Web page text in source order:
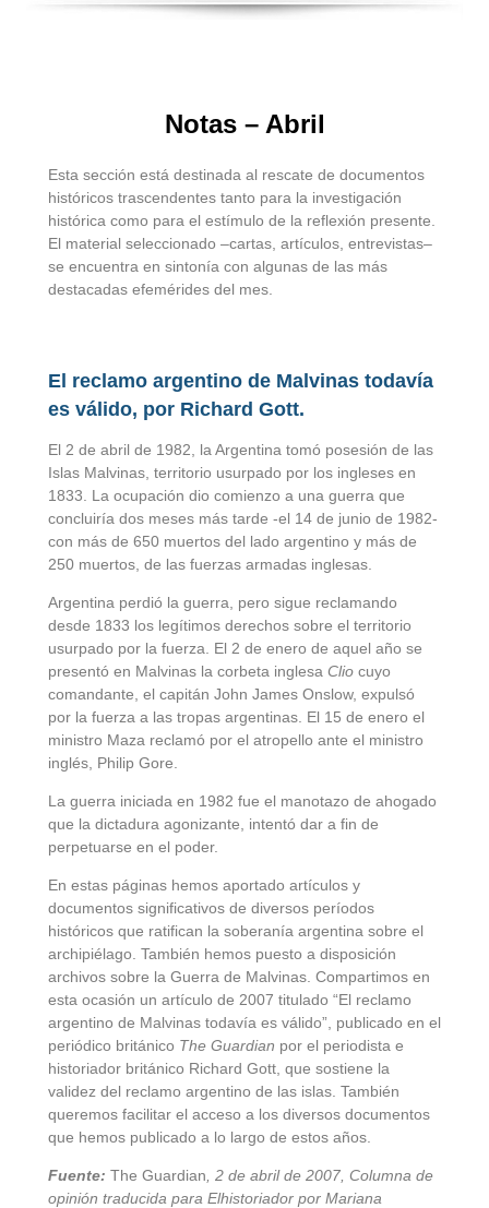
Notas – Abril
Esta sección está destinada al rescate de documentos
históricos trascendentes tanto para la investigación
histórica como para el estímulo de la reflexión presente.
El material seleccionado –cartas, artículos, entrevistas–
se encuentra en sintonía con algunas de las más
destacadas efemérides del mes.
El reclamo argentino de Malvinas todavía
es válido, por Richard Gott.
El 2 de abril de 1982, la Argentina tomó posesión de las
Islas Malvinas, territorio usurpado por los ingleses en
1833. La ocupación dio comienzo a una guerra que
concluiría dos meses más tarde -el 14 de junio de 1982-
con más de 650 muertos del lado argentino y más de
250 muertos, de las fuerzas armadas inglesas.
Argentina perdió la guerra, pero sigue reclamando
desde 1833 los legítimos derechos sobre el territorio
usurpado por la fuerza. El 2 de enero de aquel año se
presentó en Malvinas la corbeta inglesa Clio cuyo
comandante, el capitán John James Onslow, expulsó
por la fuerza a las tropas argentinas. El 15 de enero el
ministro Maza reclamó por el atropello ante el ministro
inglés, Philip Gore.
La guerra iniciada en 1982 fue el manotazo de ahogado
que la dictadura agonizante, intentó dar a fin de
perpetuarse en el poder.
En estas páginas hemos aportado artículos y
documentos significativos de diversos períodos
históricos que ratifican la soberanía argentina sobre el
archipiélago. También hemos puesto a disposición
archivos sobre la Guerra de Malvinas. Compartimos en
esta ocasión un artículo de 2007 titulado “El reclamo
argentino de Malvinas todavía es válido”,
publicado en el
periódico británico The Guardian por el periodista e
historiador británico Richard Gott, que sostiene la
validez del reclamo argentino de las islas. También
queremos facilitar el acceso a los diversos documentos
que hemos publicado a lo largo de estos años.
Fuente: The Guardian , 2 de abril de 2007, Columna de
opinión traducida para Elhistoriador por Mariana